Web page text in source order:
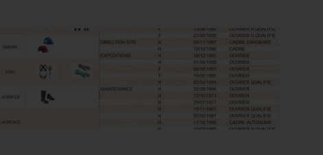
Deuxième astuce : affecter des images aux cellules Excel